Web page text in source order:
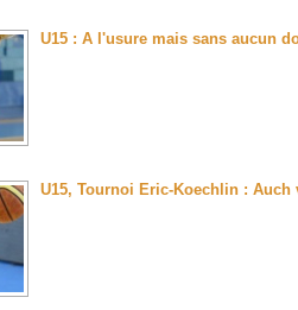
U15 : A l'usure mais sans aucun
U15, Tournoi Eric-Koechlin : Auch